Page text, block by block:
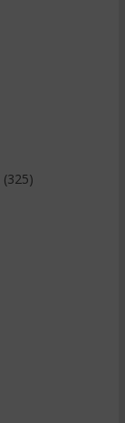
(325)